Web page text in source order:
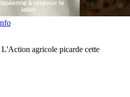
agricole picarde cette